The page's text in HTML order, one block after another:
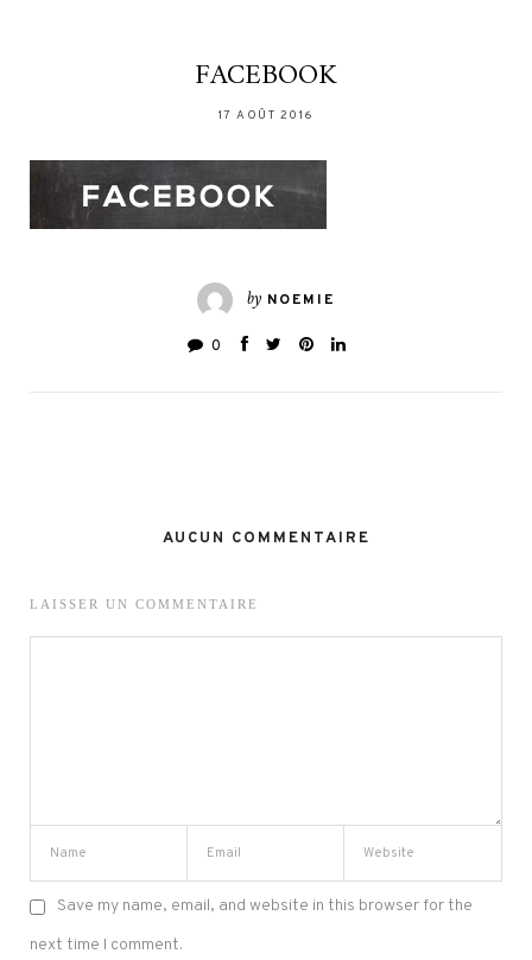
FACEBOOK
17 AOÛT 2016
by NOEMIE
0
AUCUN COMMENTAIRE
LAISSER UN COMMENTAIRE
Save my name, email, and website in this browser for the
next time I comment.